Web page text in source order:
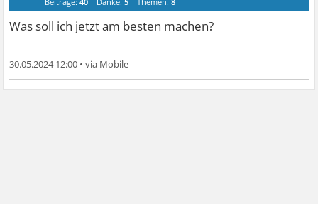
Was soll ich jetzt am besten machen?
30.05.2024 12:00 •